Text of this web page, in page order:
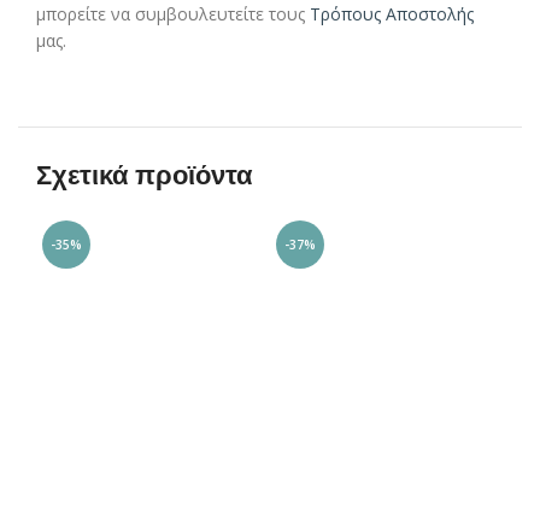
μπορείτε να συμβουλευτείτε τους Τρόπους Αποστολής
μας.
Σχετικά προϊόντα
-35% -37%